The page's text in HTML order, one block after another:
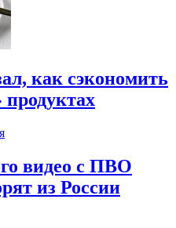
как сэкономить
продуктах
видео с ПВО
из России